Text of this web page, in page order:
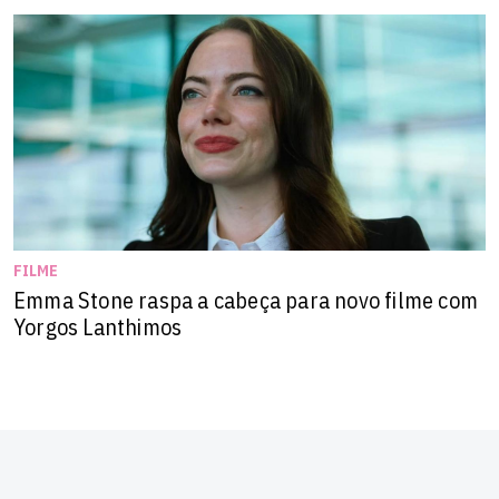
Terra do Sol" (1964) e "A Idade da Terra" (1980), de
Glauber Rocha ---em cópias restauradas---, "A Hora da
Estrela" (1985), de Suzana Amaral, "O Que é Isso,
Companheiro"? (1997), de Bruno Barreto, "Qual Queijo
Você Quer?" (2011), de Cíntia Domit Bittar, "O Menino e
o Mundo" (2013), de Alê Abreu, "Refavela 40" (2019),
de Mini Kerti, e tantos outros.
FILME
Emma Stone raspa a cabeça para novo filme com
Yorgos Lanthimos